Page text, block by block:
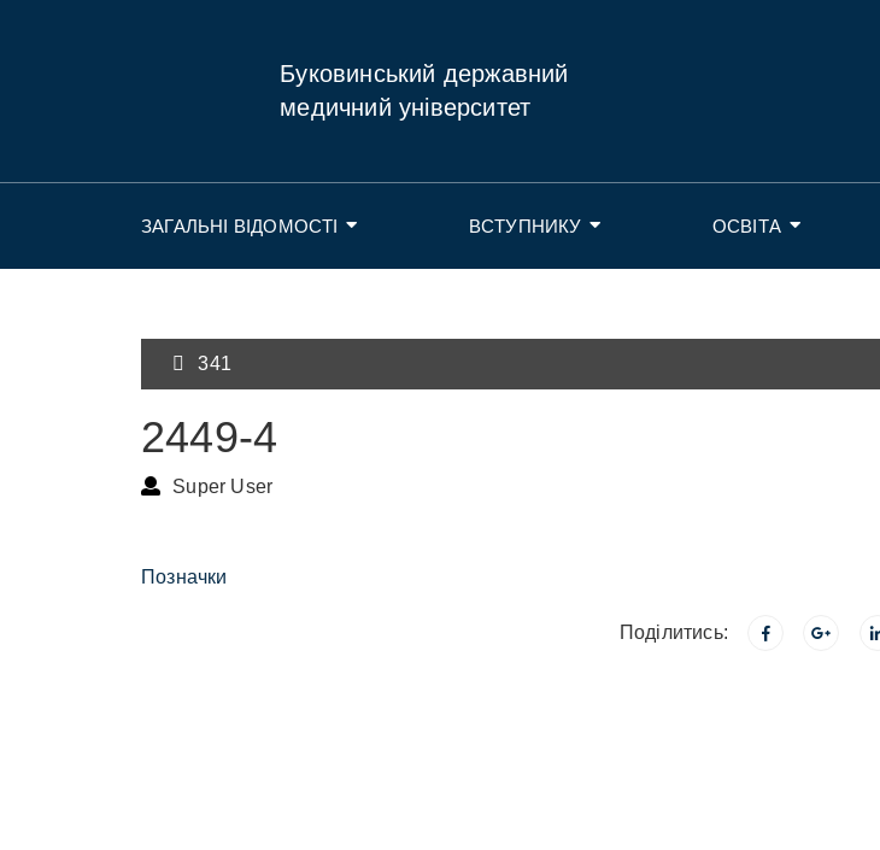
Буковинський державний
медичний університет
ЗАГАЛЬНІ ВІДОМОСТІ ВСТУПНИКУ ОСВІТА
341
2449-4
Super User
Позначки
Поділитись: